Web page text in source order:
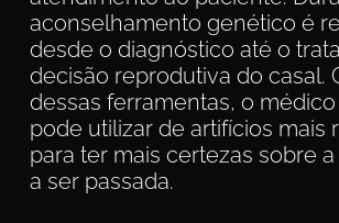
aconselhamento genético é
desde o diagnóstico até o
decisão reprodutiva do casal.
dessas ferramentas, o
pode utilizar de artifícios mais
para ter mais certezas sobre
a ser passada.